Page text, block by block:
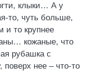
клыки… А у
то, чуть больше,
и то крупнее
кожаные, что
рубашка с
поверх нее – что-то